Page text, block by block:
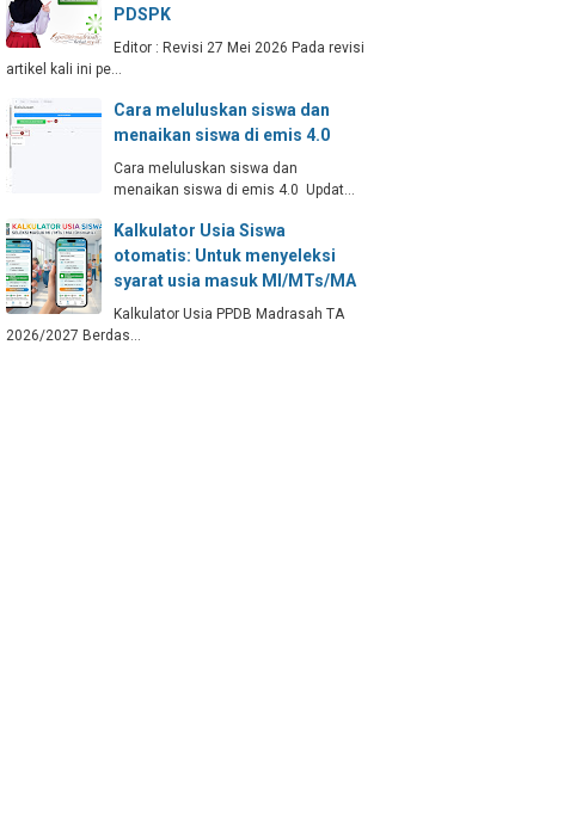
PDSPK
Editor : Revisi 27 Mei 2026 Pada revisi
artikel kali ini pe…
Cara meluluskan siswa dan
menaikan siswa di emis 4.0
Cara meluluskan siswa dan
menaikan siswa di emis 4.0 Updat…
Kalkulator Usia Siswa
otomatis: Untuk menyeleksi
syarat usia masuk MI/MTs/MA
Kalkulator Usia PPDB Madrasah TA
2026/2027 Berdas…